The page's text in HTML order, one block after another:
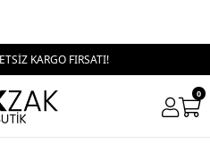
KARGO FIRSATI!
0